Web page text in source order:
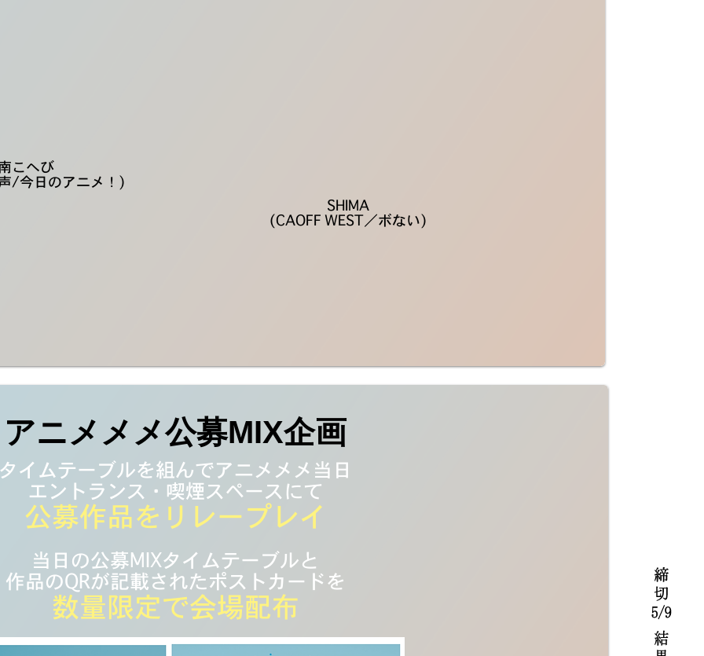
こへび
/今日のアニメ！)
SHIMA
(CAOFF WEST／ボない)
アニメメメ公募MIX企画
当日の公募MIXタイムテーブルと
​作品のQRが記載されたポストカードを
数量限定で会場配布
イムテーブルを組んでアニメメメ当日
エントランス・喫煙スペースにて
公募作品をリレープレイ